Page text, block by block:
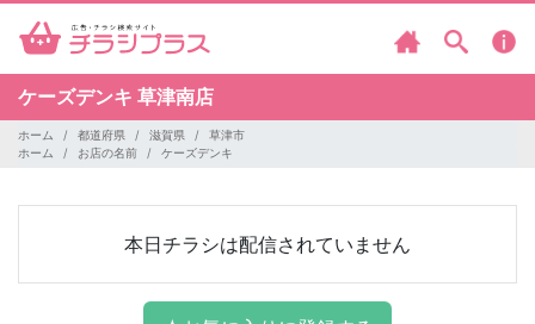
ケーズデンキ 草津南店
ホーム 都道府県 滋賀県
草津市
ホーム
お店の名前 ケーズデンキ
本日チラシは配信されていません